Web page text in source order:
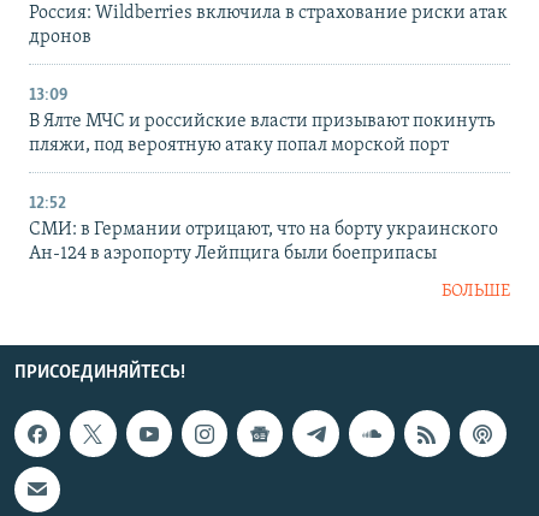
Россия: Wildberries включила в страхование риски атак
дронов
13:09
В Ялте МЧС и российские власти призывают покинуть
пляжи, под вероятную атаку попал морской порт
12:52
СМИ: в Германии отрицают, что на борту украинского
Ан-124 в аэропорту Лейпцига были боеприпасы
БОЛЬШЕ
ПРИСОЕДИНЯЙТЕСЬ!